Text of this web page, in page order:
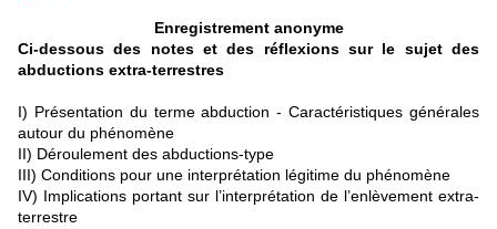
Enregistrement anonyme
Ci-dessous des notes et des réflexions sur le sujet des
abductions extra-terrestres
I) Présentation du terme abduction - Caractéristiques générales
autour du phénomène
II) Déroulement des abductions-type
III) Conditions pour une interprétation légitime du phénomène
IV) Implications portant sur l’interprétation de l’enlèvement extra-
terrestre